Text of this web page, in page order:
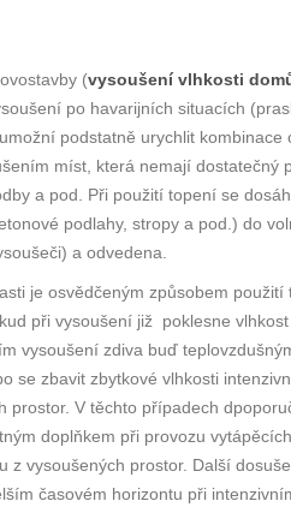
(vysoušení vlhkosti
po havarijních situacích
podstatně urychlit
míst, která nemají dostatečný
a pod. Při použití topení se
podlahy, stropy a pod.) do
a odvedena.
je osvědčeným způsobem
při vysoušení již poklesne
vysoušení zdiva buď
se zbavit zbytkové vlhkosti
prostor. V těchto případech
doplňkem při provozu
z vysoušených prostor. Další
časovém horizontu při